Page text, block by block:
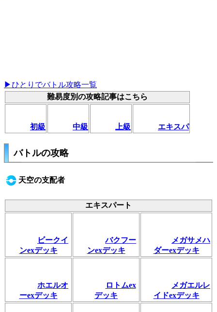
▶ひとりでバトル攻略一覧
難易度別の攻略記事はこちら
初級 中級 上級 エキスパ
バトルの攻略
天空の支配者
エキスパート
ビークイ
ンexデッキ
バクフー
ンexデッキ
メガサメハ
ダーexデッキ
ホエルオ
ーexデッキ
ロトムex
デッキ
メガエルレ
イドexデッキ